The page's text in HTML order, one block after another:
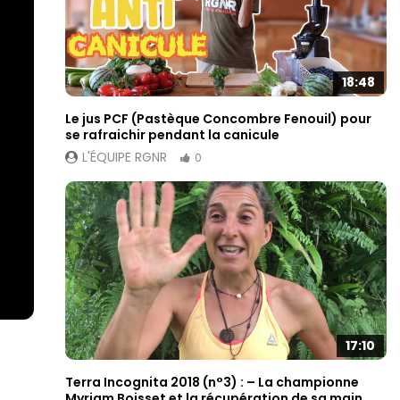
18:48
Le jus PCF (Pastèque Concombre Fenouil) pour
se rafraichir pendant la canicule
L'ÉQUIPE RGNR
0
17:10
Terra Incognita 2018 (n°3) : – La championne